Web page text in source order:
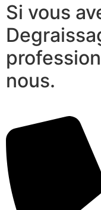
Si vous
nous.